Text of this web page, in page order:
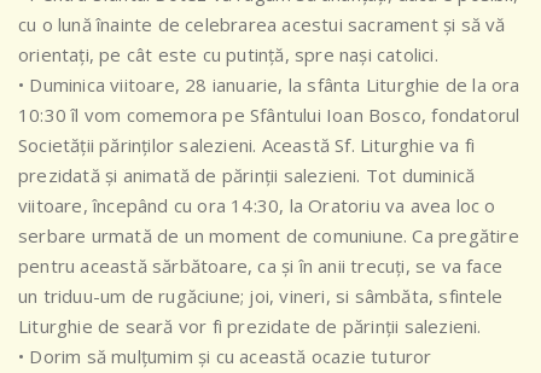
cu o lună înainte de celebrarea acestui sacrament și să vă
orientați, pe cât este cu putință, spre nași catolici.
• Duminica viitoare, 28 ianuarie, la sfânta Liturghie de la ora
10:30 îl vom comemora pe Sfântului Ioan Bosco, fondatorul
Societății părinților salezieni. Această Sf. Liturghie va fi
prezidată și animată de părinții salezieni. Tot duminică
viitoare, începând cu ora 14:30, la Oratoriu va avea loc o
serbare urmată de un moment de comuniune. Ca pregătire
pentru această sărbătoare, ca și în anii trecuți, se va face
un triduu-um de rugăciune; joi, vineri, si sâmbăta, sfintele
Liturghie de seară vor fi prezidate de părinții salezieni.
• Dorim să mulțumim și cu această ocazie tuturor